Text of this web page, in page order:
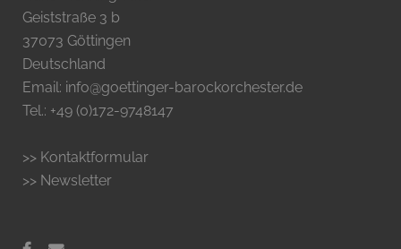
Geiststraße 3 b
37073 Göttingen
Deutschland
Email: info@goettinger-barockorchester.de
Tel.: +49 (0)172-9748147
>> Kontaktformular
>> Newsletter